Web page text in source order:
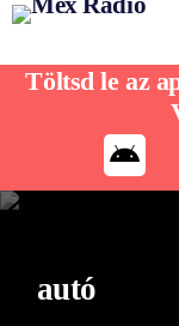
autó
Töltsd le az